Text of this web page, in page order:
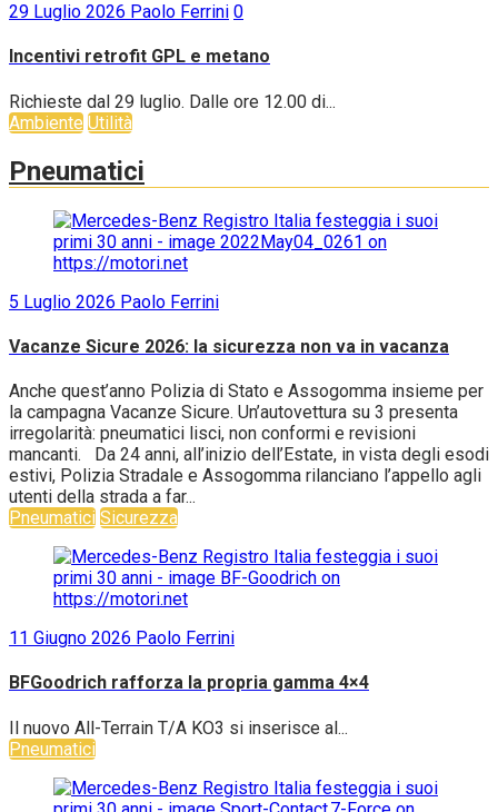
29 Luglio 2026 Paolo Ferrini 0
Incentivi retrofit GPL e metano
Richieste dal 29 luglio. Dalle ore 12.00 di...
Ambiente Utilità
Pneumatici
5 Luglio 2026 Paolo Ferrini
Vacanze Sicure 2026: la sicurezza non va in vacanza
Anche quest’anno Polizia di Stato e Assogomma insieme per
la campagna Vacanze Sicure. Un’autovettura su 3 presenta
irregolarità: pneumatici lisci, non conformi e revisioni
mancanti. Da 24 anni, all’inizio dell’Estate, in vista degli esodi
estivi, Polizia Stradale e Assogomma rilanciano l’appello agli
utenti della strada a far...
Pneumatici Sicurezza
11 Giugno 2026 Paolo Ferrini
BFGoodrich rafforza la propria gamma 4×4
Il nuovo All-Terrain T/A KO3 si inserisce al...
Pneumatici